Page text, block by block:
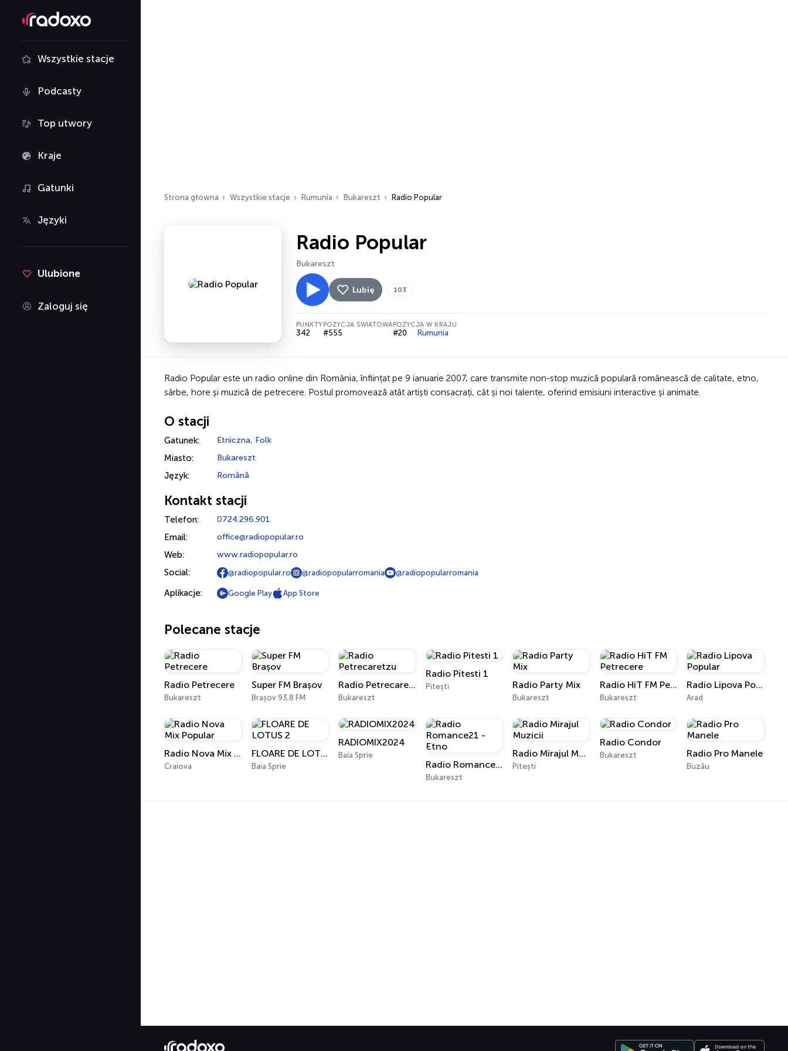
Wszystkie stacje
Podcasty
Top utwory
Kraje
Gatunki
Języki
Ulubione
Zaloguj się
Strona główna Wszystkie stacje Rumunia Bukareszt Radio Popular
Radio Popular
Bukareszt
Lubię 103
PUNKTY
342
POZYCJA ŚWIATOWA
#555
POZYCJA W KRAJU
#20 Rumunia
Radio Popular este un radio online din România, înființat pe 9 ianuarie 2007, care transmite non-stop muzică populară românească de calitate, etno,
sârbe, hore și muzică de petrecere. Postul promovează atât artiști consacrați, cât și noi talente, oferind emisiuni interactive și animate.
O stacji
Gatunek: Etniczna, Folk
Miasto: Bukareszt
Język: Română
Kontakt stacji
Telefon: 0724.296.901
Email: office@radiopopular.ro
Web: www.radiopopular.ro
Social: @radiopopular.ro @radiopopularromania @radiopopularromania
Aplikacje: Google Play App Store
Polecane stacje
Radio Petrecere
Bukareszt
Super FM Brașov
Brașov 93.8 FM
Radio Petrecaretzu
Bukareszt
Radio Pitesti 1
Pitești Radio Party Mix
Bukareszt
Radio HiT FM Petrecere
Bukareszt
Radio Lipova Popular
Arad
Radio Nova Mix Popular
Craiova
FLOARE DE LOTUS 2
Baia Sprie
RADIOMIX2024
Baia Sprie
Radio Romance21 - Etno
Bukareszt
Radio Mirajul Muzicii
Pitești
Radio Condor
Bukareszt Radio Pro Manele
Buzău